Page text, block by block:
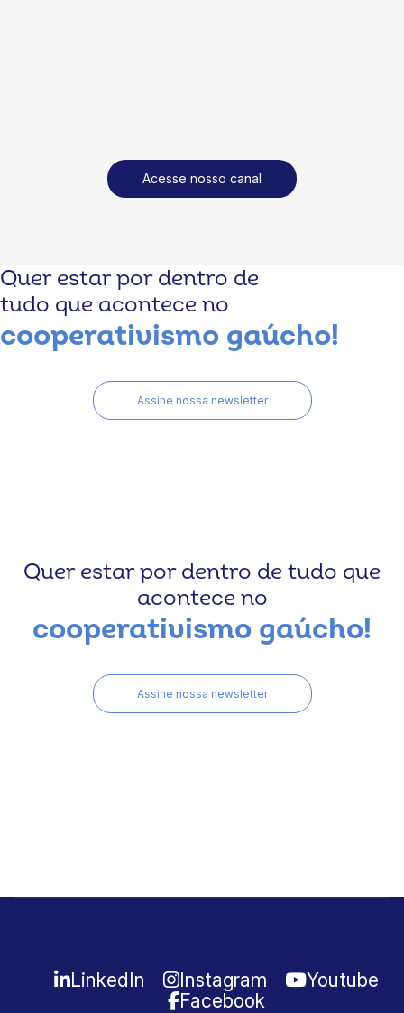
Acesse nosso canal
Quer estar por dentro de
tudo que acontece no
cooperativismo gaúcho!
Assine nossa newsletter
Quer estar por dentro de tudo que
acontece no
cooperativismo gaúcho!
Assine nossa newsletter
LinkedIn Instagram
Youtube
Facebook